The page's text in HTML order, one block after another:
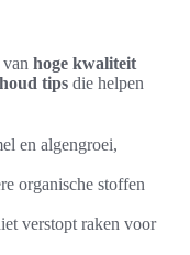
hoge kwaliteit
tips die helpen
en algengroei,
organische stoffen
verstopt raken voor